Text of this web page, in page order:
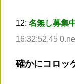
12: 名無し募集
16:32:52.45
確かにコロッ